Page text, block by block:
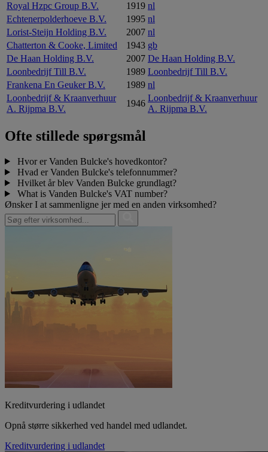
Royal Hzpc Group B.V.
1919 nl
Echtenerpolderhoeve B.V.
1995 nl
Lorist-Steijn Holding B.V.
2007 nl
Chatterton & Cooke, Limited
1943 gb
De Haan Holding B.V.
2007 De Haan Holding B.V.
Loonbedrijf Till B.V.
1989 Loonbedrijf Till B.V.
Frankena En Geuker B.V.
1989 nl
Loonbedrijf & Kraanverhuur
A. Rijpma B.V.
1946
Loonbedrijf & Kraanverhuur
A. Rijpma B.V.
Ofte stillede spørgsmål
Hvor er Vanden Bulcke's hovedkontor?
Hvad er Vanden Bulcke's telefonnummer?
Hvilket år blev Vanden Bulcke grundlagt?
What is Vanden Bulcke's VAT number?
Ønsker I at sammenligne jer med en anden virksomhed?
Kreditvurdering i udlandet
Opnå større sikkerhed ved handel med udlandet.
Kreditvurdering i udlandet